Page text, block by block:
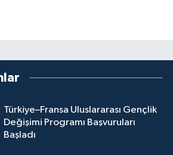
Türkiye–Fransa Uluslararası Gençlik
Değişimi Programı Başvuruları
Başladı